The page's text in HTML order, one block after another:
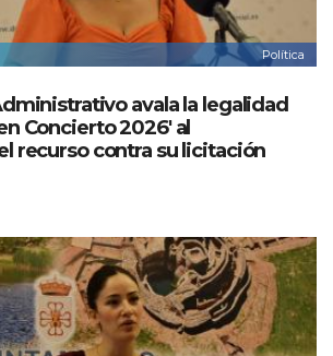
Política
avala la legalidad
Concierto 2026' al
recurso contra su licitación